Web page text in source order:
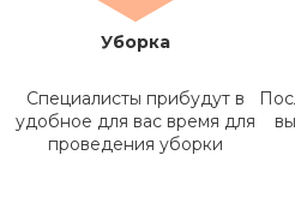
Уборка
Специалисты прибудут в
удобное для вас время для
проведения уборки